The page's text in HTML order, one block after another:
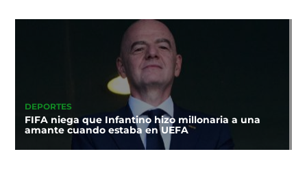
DEPORTES
FIFA niega que Infantino hizo millonaria a una
amante cuando estaba en UEFA